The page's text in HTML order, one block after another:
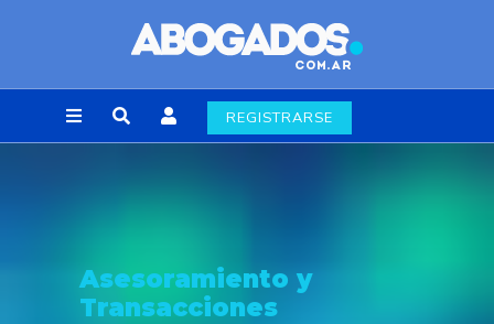
REGISTRARSE
Asesoramiento y
Transacciones